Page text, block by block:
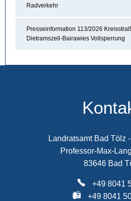
Radverkehr
Presseinformation 113/2026
Dietramszell-Bairawies Vollsperrung
Landratsamt Bad Tölz
Professor-Max-
83646 Bad
+49 8041
+49 8041